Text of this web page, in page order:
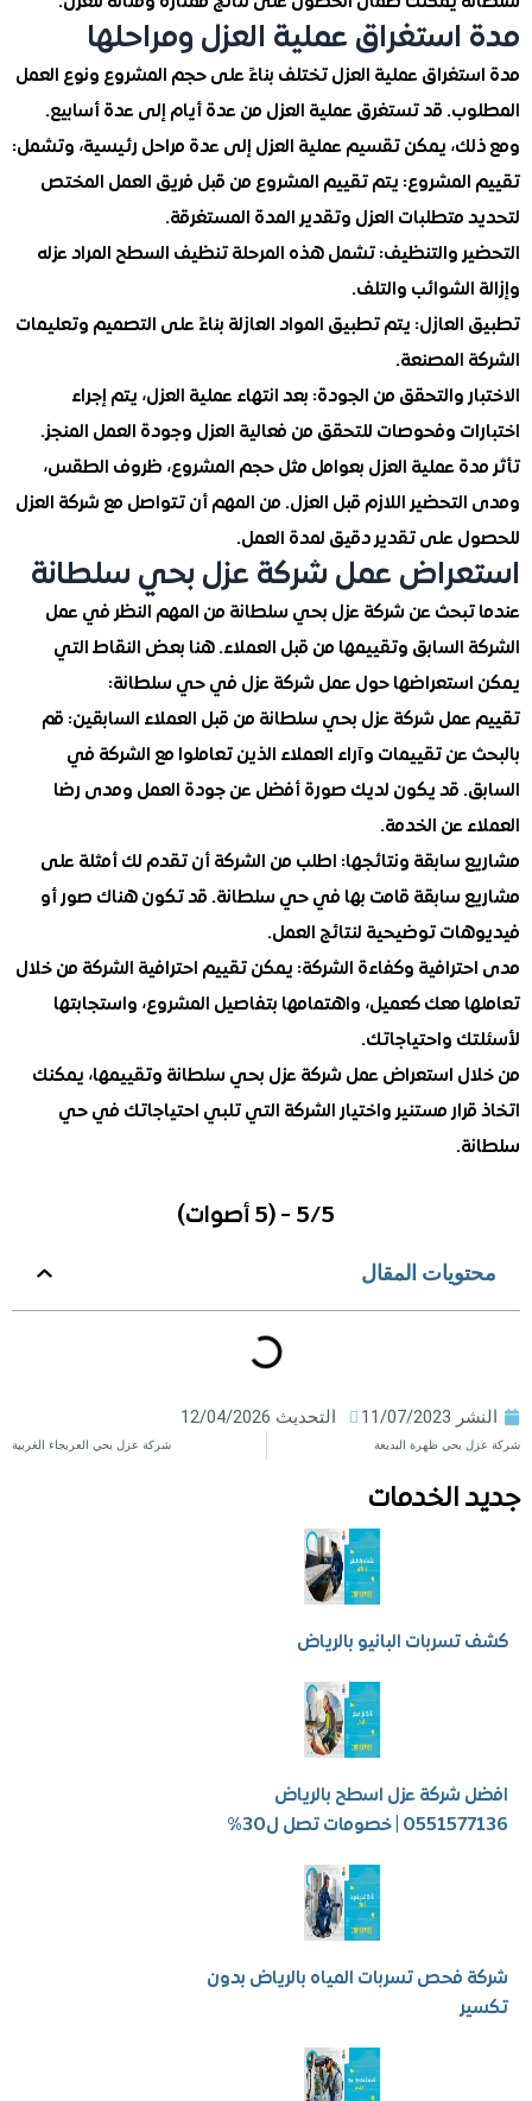
عملية العزل ومراحلها
عملية العزل تختلف بناءً على حجم المشروع ونوع العمل
قد تستغرق عملية العزل من عدة أيام إلى عدة أسابيع.
يمكن تقسيم عملية العزل إلى عدة مراحل رئيسية، وتشمل:
: يتم تقييم المشروع من قبل فريق العمل المختص
متطلبات العزل وتقدير المدة المستغرقة.
والتنظيف: تشمل هذه المرحلة تنظيف السطح المراد عزله
الشوائب والتلف.
: يتم تطبيق المواد العازلة بناءً على التصميم وتعليمات
المصنعة.
والتحقق من الجودة: بعد انتهاء عملية العزل، يتم إجراء
وفحوصات للتحقق من فعالية العزل وجودة العمل المنجز.
عملية العزل بعوامل مثل حجم المشروع، ظروف الطقس،
اللازم قبل العزل. من المهم أن تتواصل مع شركة العزل
على تقدير دقيق لمدة العمل.
عمل شركة عزل بحي سلطانة
عن شركة عزل بحي سلطانة من المهم النظر في عمل
السابق وتقييمها من قبل العملاء. هنا بعض النقاط التي
حول عمل شركة عزل في حي سلطانة:
شركة عزل بحي سلطانة من قبل العملاء السابقين: قم
عن تقييمات وآراء العملاء الذين تعاملوا مع الشركة في
قد يكون لديك صورة أفضل عن جودة العمل ومدى رضا
عن الخدمة.
سابقة ونتائجها: اطلب من الشركة أن تقدم لك أمثلة على
سابقة قامت بها في حي سلطانة. قد تكون هناك صور أو
توضيحية لنتائج العمل.
وكفاءة الشركة: يمكن تقييم احترافية الشركة من خلال
معك كعميل، واهتمامها بتفاصيل المشروع، واستجابتها
واحتياجاتك.
استعراض عمل شركة عزل بحي سلطانة وتقييمها، يمكنك
مستنير واختيار الشركة التي تلبي احتياجاتك في حي
المقال
11/07/2023 التحديث 12/04/2026
ظهرة البديعة شركة عزل بحي العريجاء الغربية
الخدمات
البانيو بالرياض
شركة عزل اسطح بالرياض
| خصومات تصل ل30%
فحص تسربات المياه بالرياض بدون